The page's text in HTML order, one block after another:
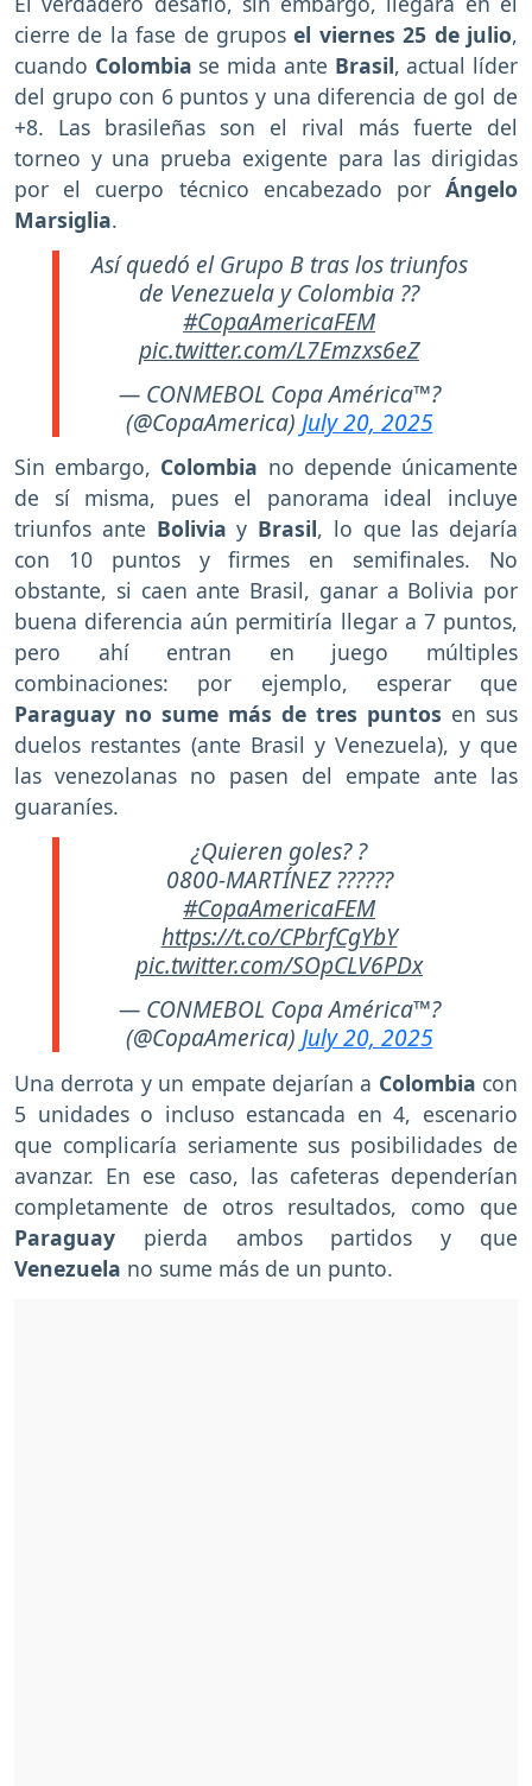
cierre de la fase de gruposel viernes 25 de julio,
cuando Colombia se mida ante Brasil, actual líder
del grupo con 6 puntos y una diferencia de gol de
+8. Las brasileñas son el rival más fuerte del
torneo y una prueba exigente para las dirigidas
por el cuerpo técnico encabezado por Ángelo
Marsiglia.
Así quedó el Grupo B tras los triunfos
de Venezuela y Colombia ??
#CopaAmericaFEM
pic.twitter.com/L7Emzxs6eZ
— CONMEBOL Copa América™?
(@CopaAmerica) July 20, 2025
Sin embargo, Colombia no depende únicamente
de sí misma, pues el panorama ideal incluye
triunfos ante Bolivia y Brasil, lo que las dejaría
con 10 puntos y firmes en semifinales. No
obstante, si caen ante Brasil, ganar a Bolivia por
buena diferencia aún permitiría llegar a 7 puntos,
pero ahí entran en juego múltiples
combinaciones: por ejemplo, esperar que
Paraguay no sume más de tres puntos en sus
duelos restantes (ante Brasil y Venezuela), y que
las venezolanas no pasen del empate ante las
guaraníes.
¿Quieren goles? ?
0800-MARTÍNEZ ??????
#CopaAmericaFEM
https://t.co/CPbrfCgYbY
pic.twitter.com/SOpCLV6PDx
— CONMEBOL Copa América™?
(@CopaAmerica) July 20, 2025
Una derrota y un empate dejarían a Colombia con
5 unidades o incluso estancada en 4, escenario
que complicaría seriamente sus posibilidades de
avanzar. En ese caso, las cafeteras dependerían
completamente de otros resultados, como que
Paraguay pierda ambos partidos y que
Venezuela no sume más de un punto.